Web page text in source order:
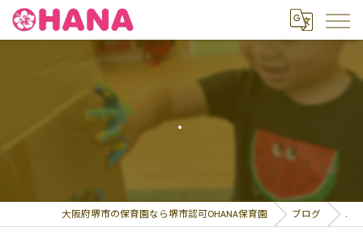
.
大阪府堺市の保育園なら堺市認可OHANA保育園 ブログ .